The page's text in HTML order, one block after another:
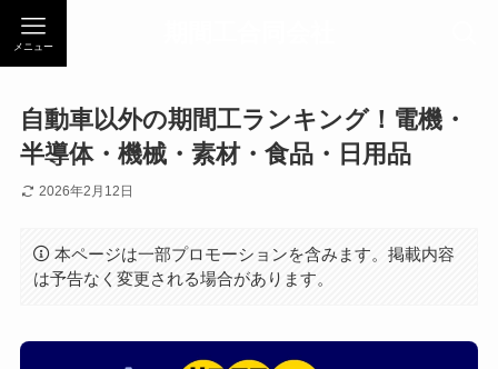
メニュー
自動車以外の期間工ランキング！電機・
半導体・機械・素材・食品・日用品
2026年2月12日
本ページは一部プロモーションを含みます。掲載内容
は予告なく変更される場合があります。